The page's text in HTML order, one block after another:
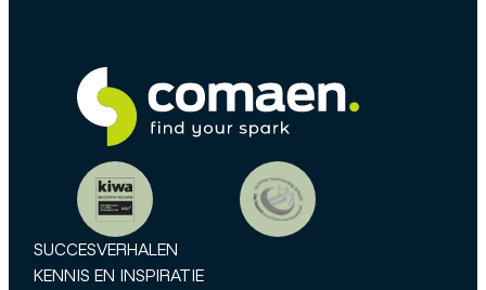
SUCCESVERHALEN
KENNIS EN INSPIRATIE